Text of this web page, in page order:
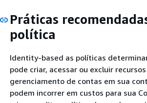
Práticas
política
Identity-based as políticas
pode criar, acessar ou excluir
gerenciamento de contas em sua
podem incorrer em custos para sua